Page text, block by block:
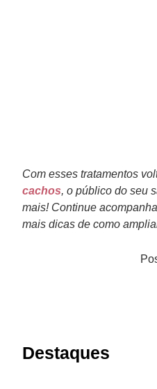
Com esses tratamentos
cachos, o público do seu
mais! Continue
mais dicas de como
Destaques